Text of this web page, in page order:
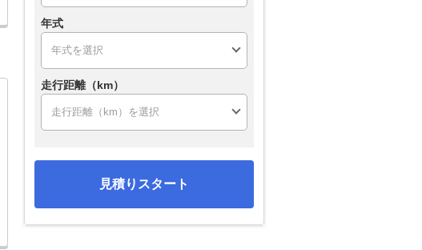
年式
走行距離（km）
見積りスタート